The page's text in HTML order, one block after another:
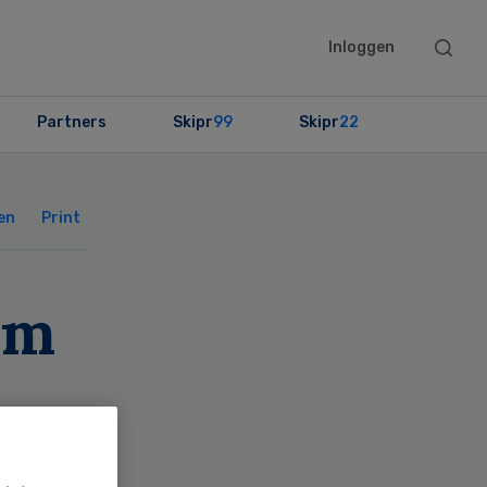
Inloggen
Search
Partners Skipr99 Skipr22
Print